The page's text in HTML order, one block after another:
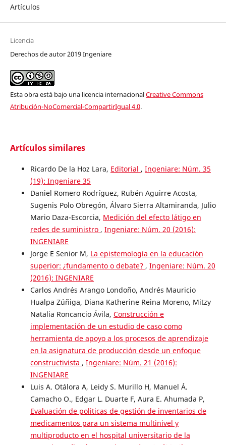
Artículos
Licencia
Derechos de autor 2019 Ingeniare
Esta obra está bajo una licencia internacionalCreative Commons
Atribución-NoComercial-CompartirIgual 4.0.
Artículos similares
Ricardo De la Hoz Lara, Editorial , Ingeniare: Núm. 35
(19): Ingeniare 35
Daniel Romero Rodríguez, Rubén Aguirre Acosta,
Sugenis Polo Obregón, Álvaro Sierra Altamiranda, Julio
Mario Daza-Escorcia, Medición del efecto látigo en
redes de suministro , Ingeniare: Núm. 20 (2016):
INGENIARE
Jorge E Senior M, La epistemología en la educación
superior: ¿fundamento o debate? , Ingeniare: Núm. 20
(2016): INGENIARE
Carlos Andrés Arango Londoño, Andrés Mauricio
Hualpa Zúñiga, Diana Katherine Reina Moreno, Mitzy
Natalia Roncancio Ávila, Construcción e
implementación de un estudio de caso como
herramienta de apoyo a los procesos de aprendizaje
en la asignatura de producción desde un enfoque
constructivista , Ingeniare: Núm. 21 (2016):
INGENIARE
Luis A. Otálora A, Leidy S. Murillo H, Manuel Á.
Camacho O., Edgar L. Duarte F, Aura E. Ahumada P,
Evaluación de politicas de gestión de inventarios de
medicamentos para un sistema multinivel y
multiproducto en el hospital universitario de la